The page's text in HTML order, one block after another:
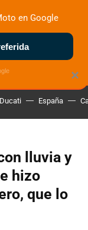
ELÉCTRICAS
Ducati España
lluvia y
hizo
que lo
×
en Google